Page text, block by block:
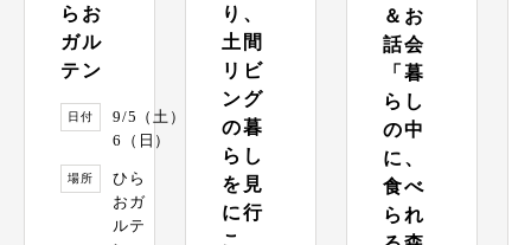
らお
ガル
テン
日付
9/5（土）・
6（日）
場所
ひら
おガ
ルテ
り、
土間
リビ
ング
の暮
らし
を見
に行
＆お
話会
「暮
らし
の中
に、
食べ
られ